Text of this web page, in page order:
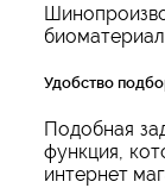
Удобство
Подобная
функция,
интернет